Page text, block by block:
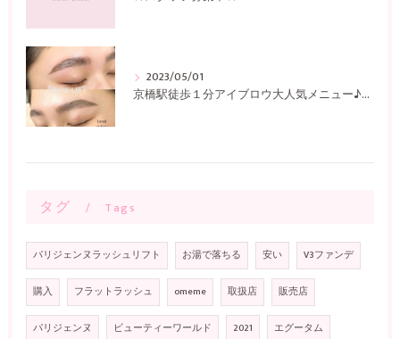
2023/05/01
京橋駅徒歩１分アイブロウ大人気メニュー♪〜Lovall〜
タグ Tags
パリジェンヌラッシュリフト お湯で落ちる 安い V3ファンデ
購入 フラットラッシュ omeme 取扱店 販売店
パリジェンヌ ビューティーワールド 2021 エグータム